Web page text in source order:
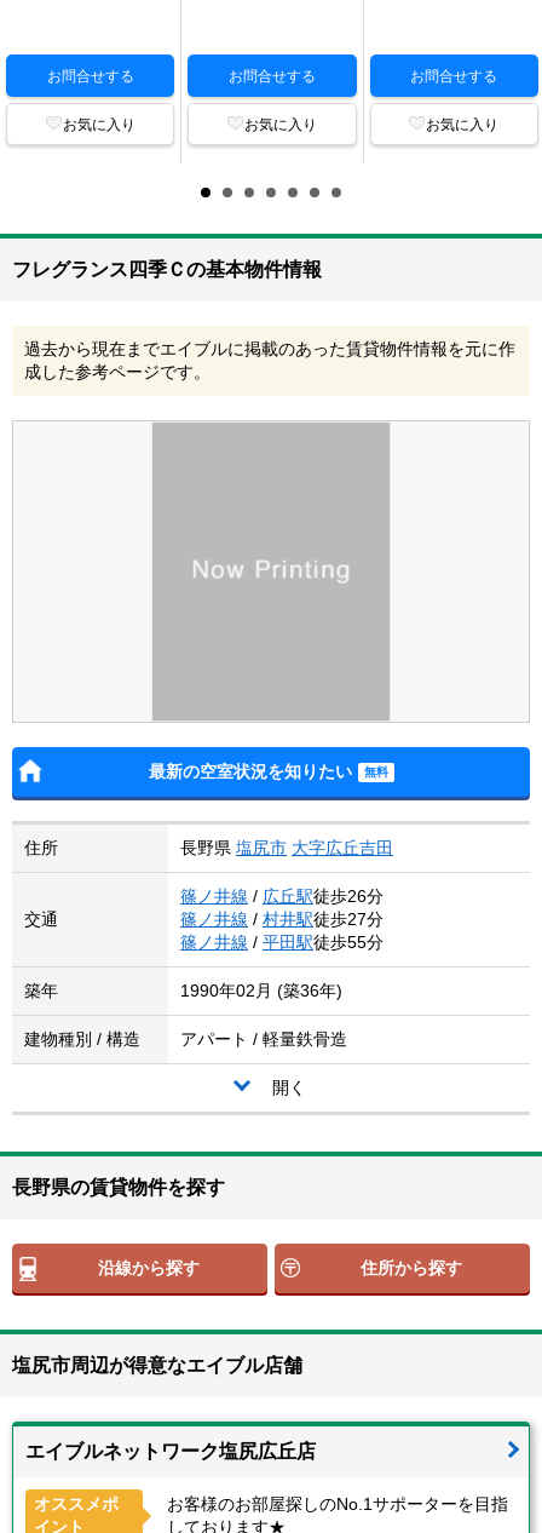
お問合せする
お気に入り
お問合せする
お気に入り
お問合せする
お気に入り
フレグランス四季Ｃの基本物件情報
過去から現在までエイブルに掲載のあった賃貸物件情報を元に作
成した参考ページです。
最新の空室状況を知りたい
住所 長野県 塩尻市 大字広丘吉田
交通
篠ノ井線 / 広丘駅徒歩26分
篠ノ井線 / 村井駅徒歩27分
篠ノ井線 / 平田駅徒歩55分
築年 1990年02月 (築36年)
建物種別 / 構造 アパート / 軽量鉄骨造
開く
長野県の賃貸物件を探す
沿線から探す 住所から探す
塩尻市周辺が得意なエイブル店舗
エイブルネットワーク塩尻広丘店
オススメポ
イント
お客様のお部屋探しのNo.1サポーターを目指
しております★